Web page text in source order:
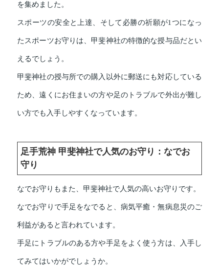
を集めました。
スポーツの安全と上達、そして必勝の祈願が1つになっ
たスポーツお守りは、甲斐神社の特徴的な授与品だとい
えるでしょう。
甲斐神社の授与所での購入以外に郵送にも対応している
ため、遠くにお住まいの方や足のトラブルで外出が難し
い方でも入手しやすくなっています。
足手荒神 甲斐神社で人気のお守り：なでお
守り
なでお守りもまた、甲斐神社で人気の高いお守りです。
なでお守りで手足をなでると、病気平癒・無病息災のご
利益があると言われています。
手足にトラブルのある方や手足をよく使う方は、入手し
てみてはいかがでしょうか。